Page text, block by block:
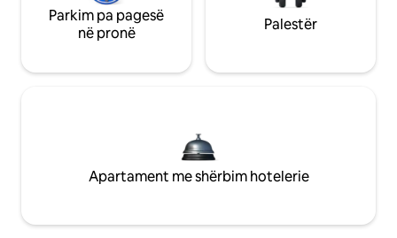
Parkim pa pagesë
në pronë
Palestër
Apartament me shërbim hotelerie